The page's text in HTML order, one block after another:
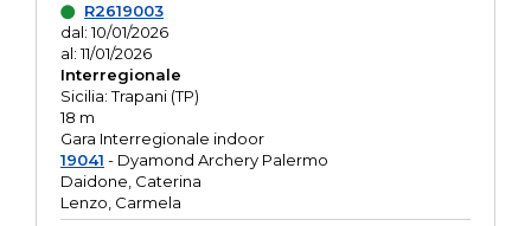
R2619003
dal: 10/01/2026
al: 11/01/2026
Interregionale
Sicilia: Trapani (TP)
18 m
Gara Interregionale indoor
19041 - Dyamond Archery Palermo
Daidone, Caterina
Lenzo, Carmela